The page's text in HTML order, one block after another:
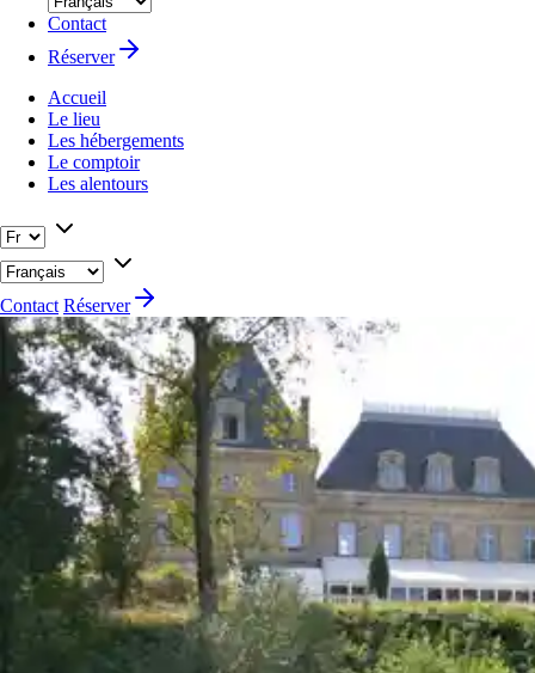
Contact
Réserver
Accueil
Le lieu
Les hébergements
Le comptoir
Les alentours
Contact Réserver